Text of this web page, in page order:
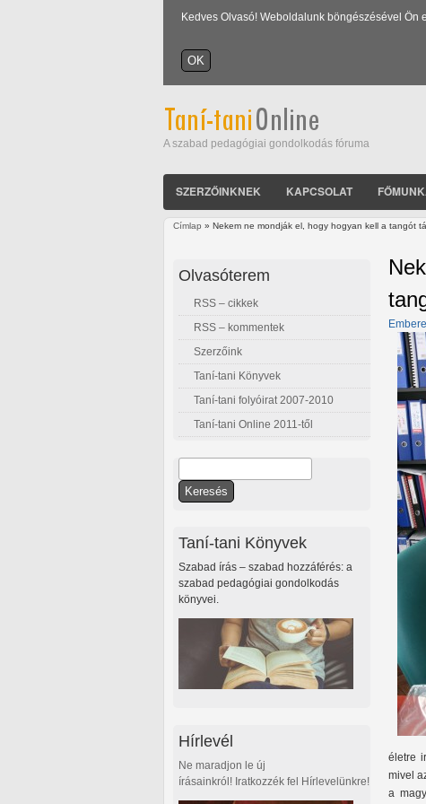
Kedves Olvasó! Weboldalunk böngészésével
A szabad pedagógiai gondolkodás fóruma
SZERZŐINKNEK KAPCSOLAT
Címlap » Nekem ne mondják el, hogy hogyan kell a tangót
életre
mivel
a
Olvasóterem
RSS – cikkek
RSS – kommentek
Szerzőink
Taní-tani Könyvek
Taní-tani folyóirat 2007-2010
Taní-tani Online 2011-től
Keresés űrlap
Taní-tani Könyvek
Szabad írás – szabad hozzáférés: a
szabad pedagógiai gondolkodás
könyvei.
Hírlevél
Ne maradjon le új
írásainkról! Iratkozzék fel Hírlevelünkre!